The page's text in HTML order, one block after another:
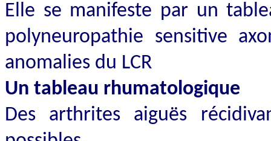
Elle se manifeste par un
polyneuropathie sensitive
anomalies du LCR
Un tableau rhumatologique
Des arthrites aiguës